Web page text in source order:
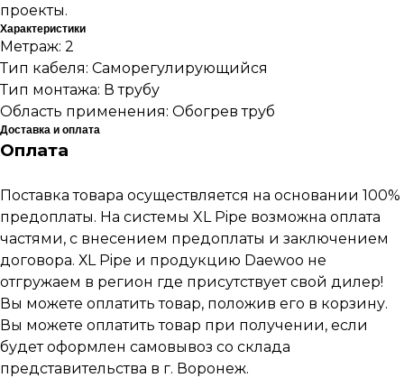
проекты.
Характеристики
Метраж: 2
Тип кабеля: Саморегулирующийся
Тип монтажа: В трубу
Область применения: Обогрев труб
Доставка и оплата
Оплата
Поставка товара осуществляется на основании 100%
предоплаты. На системы XL Pipe возможна оплата
частями, с внесением предоплаты и заключением
договора. ХL Pipe и продукцию Daewoo не
отгружаем в регион где присутствует свой дилер!
Вы можете оплатить товар, положив его в корзину.
Вы можете оплатить товар при получении, если
будет оформлен самовывоз со склада
представительства в г. Воронеж.
Наши работы
по монтажутеплых
полов